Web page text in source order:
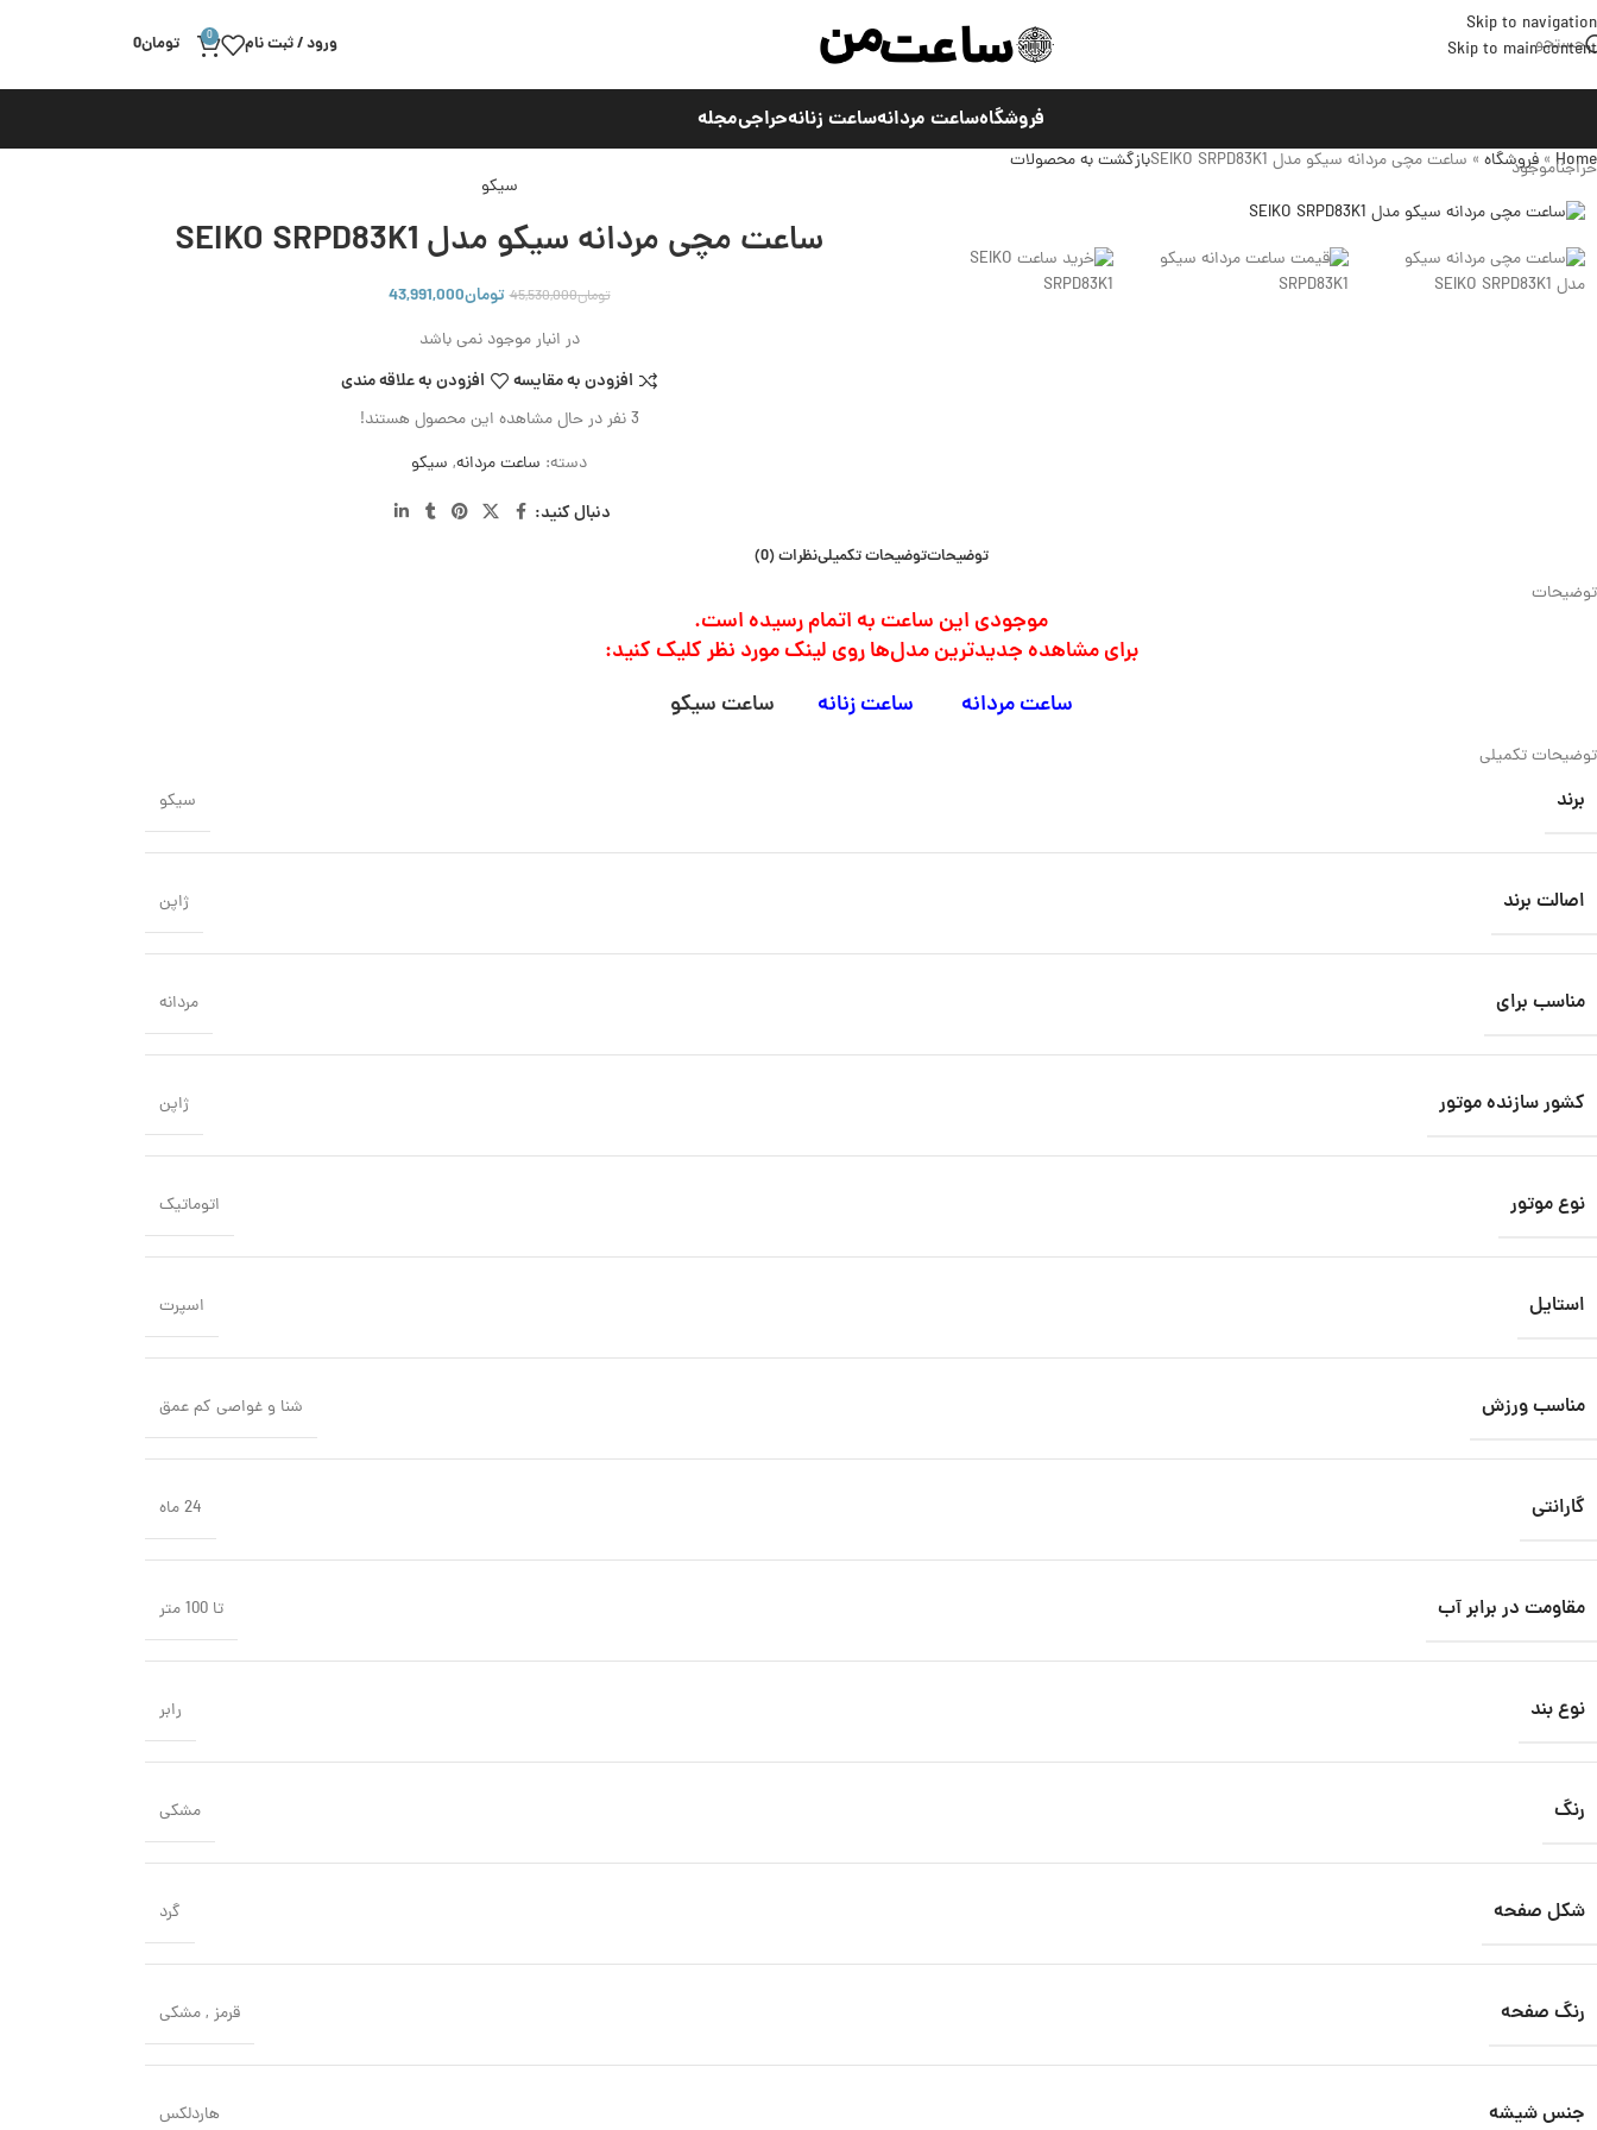
Skip to navigation
Skip to main content
جستجو ورود / ثبت نام 0 تومان0
فروشگاهساعت مردانهساعت زنانهحراجیمجله
Home
»فروشگاه » ساعت مچی مردانه سیکو مدل SEIKO SRPD83K1 بازگشت به محصولات حراجناموجود
سیکو
ساعت مچی مردانه سیکو مدل SEIKO SRPD83K1
تومان45,530,000 تومان43,991,000
در انبار موجود نمی باشد
افزودن به مقایسه افزودن به علاقه مندی
3 نفر در حال مشاهده این محصول هستند!
دسته: ساعت مردانه, سیکو
دنبال کنید:
توضیحاتتوضیحات تکمیلینظرات (0)
توضیحات
موجودی این ساعت به اتمام رسیده است.
برای مشاهده جدیدترین مدل‌ها روی لینک مورد نظر کلیک کنید:
ساعت مردانه
ساعت زنانه ساعت سیکو
توضیحات تکمیلی
برند سیکو
اصالت برند ژاپن
مناسب برای مردانه
کشور سازنده موتور ژاپن
نوع موتور اتوماتیک
استایل اسپرت
مناسب ورزش شنا و غواصی کم عمق
گارانتی 24 ماه
مقاومت در برابر آب تا 100 متر
نوع بند رابر
رنگ مشکی
شکل صفحه گرد
رنگ صفحه قرمز ,مشکی
جنس شیشه هاردلکس